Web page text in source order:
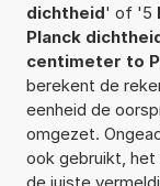
dichtheid' of '5
Planck
centimeter to
berekent de
eenheid de
omgezet.
ook gebruikt,
de juiste